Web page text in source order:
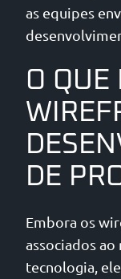
as equipes
O QUE
DE
Embora os
associados
tecnologia,